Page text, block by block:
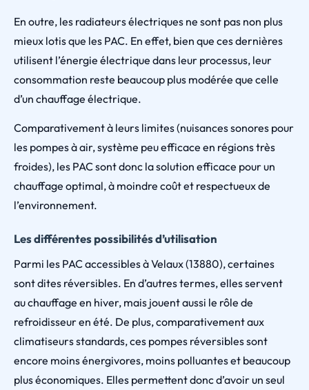
En outre, les radiateurs électriques ne sont pas non plus
mieux lotis que les PAC. En effet, bien que ces dernières
utilisent l’énergie électrique dans leur processus, leur
consommation reste beaucoup plus modérée que celle
d’un chauffage électrique.
Comparativement à leurs limites (nuisances sonores pour
les pompes à air, système peu efficace en régions très
froides), les PAC sont donc la solution efficace pour un
chauffage optimal, à moindre coût et respectueux de
l’environnement.
Les différentes possibilités d’utilisation
Parmi les PAC accessibles à Velaux (13880), certaines
sont dites réversibles. En d’autres termes, elles servent
au chauffage en hiver, mais jouent aussi le rôle de
refroidisseur en été. De plus, comparativement aux
climatiseurs standards, ces pompes réversibles sont
encore moins énergivores, moins polluantes et beaucoup
plus économiques. Elles permettent donc d’avoir un seul